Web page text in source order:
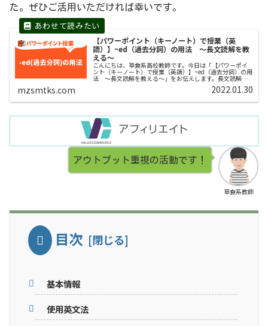
た。ぜひご活用いただければ幸いです。
【パワーポイント（キーノート）で授業（英
語）】~ed（過去分詞）の用法 〜長文読解を教
える〜
こんにちは、草食系高校教師です。今日は「【パワーポイ
ント（キーノート）で授業（英語）】~ed（過去分詞）の用
法 〜長文読解を教える〜」をお伝えします。長文読解で
中高生が苦手としているのは「準動詞」です。準動詞と
mzsmtks.com 2022.01.30
草食系教師
アウトプット重視の活動です！
目次
基本情報
使用英文法